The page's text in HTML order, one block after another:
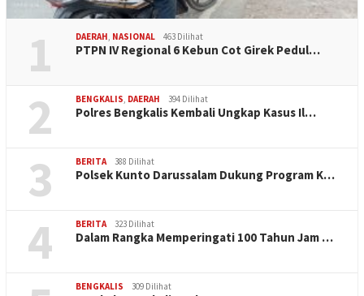
1 DAERAH, NASIONAL 463 Dilihat
PTPN IV Regional 6 Kebun Cot Girek Pedul…
2 BENGKALIS, DAERAH 394 Dilihat
Polres Bengkalis Kembali Ungkap Kasus Il…
3 BERITA 388 Dilihat
Polsek Kunto Darussalam Dukung Program K…
4 BERITA 323 Dilihat
Dalam Rangka Memperingati 100 Tahun Jam …
BENGKALIS 309 Dilihat